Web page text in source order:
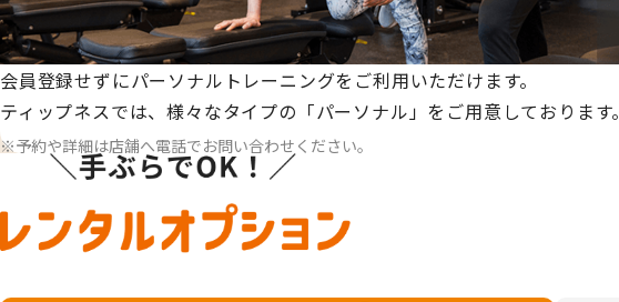
会員登録せずにパーソナルトレーニングをご利用いただけます。
ティップネスでは、様々なタイプの「パーソナル」をご用意しております。
予約や詳細は店舗へ電話でお問い合わせください。